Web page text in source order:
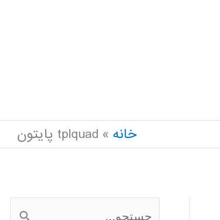
خانه
tplquad پایتون